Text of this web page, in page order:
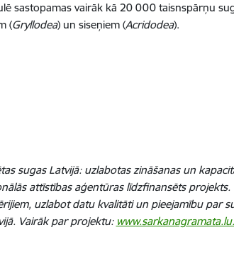
sastopamas vairāk kā 20 000 taisnspārņu
(Gryllodea) un siseņiem (Acridodea).
sugas Latvijā: uzlabotas zināšanas un
attīstības aģentūras līdzfinansēts
uzlabot datu kvalitāti un pieejamību par
Vairāk par projektu: